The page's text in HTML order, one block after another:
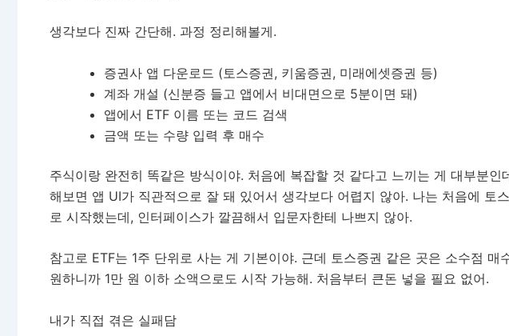
생각보다 진짜 간단해. 과정 정리해볼게.
증권사 앱 다운로드 (토스증권, 키움증권, 미래에셋증권 등)
계좌 개설 (신분증 들고 앱에서 비대면으로 5분이면 돼)
앱에서 ETF 이름 또는 코드 검색
금액 또는 수량 입력 후 매수
주식이랑 완전히 똑같은 방식이야. 처음에 복잡할 것 같다고 느끼는 게 대부분인
해보면 앱 UI가 직관적으로 잘 돼 있어서 생각보다 어렵지 않아. 나는 처음에 토
로 시작했는데, 인터페이스가 깔끔해서 입문자한테 나쁘지 않아.
참고로 ETF는 1주 단위로 사는 게 기본이야. 근데 토스증권 같은 곳은 소수점 매
원하니까 1만 원 이하 소액으로도 시작 가능해. 처음부터 큰돈 넣을 필요 없어.
내가 직접 겪은 실패담